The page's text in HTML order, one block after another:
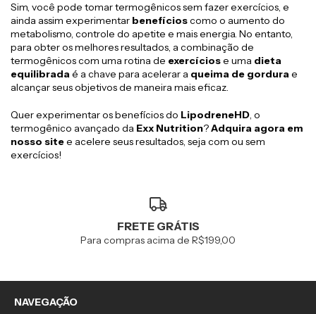
Sim, você pode tomar termogênicos sem fazer exercícios, e
ainda assim experimentar benefícioscomo o aumento do
metabolismo, controle do apetite e mais energia. No entanto,
para obter os melhores resultados, a combinação de
termogênicos com uma rotina de exercíciose uma dieta
equilibradaé a chave para acelerar a queima de gordurae
alcançar seus objetivos de maneira mais eficaz.
Quer experimentar os benefícios do LipodreneHD, o
termogênico avançado da Exx Nutrition?Adquira agora em
nosso sitee acelere seus resultados, seja com ou sem
exercícios!
FRETE GRÁTIS
Para compras acima de R$199,00
NAVEGAÇÃO